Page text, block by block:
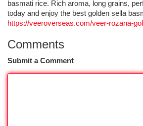
basmati rice. Rich aroma, long grains,
today and enjoy the best golden sella
https://veeroverseas.com/veer-rozana-
Comments
Submit a Comment